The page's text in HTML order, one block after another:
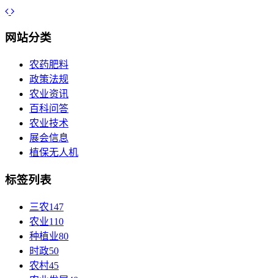
网站分类
农药肥料
政策法规
农业资讯
百科问答
农业技术
展会信息
植保无人机
标签列表
三农147
农业110
种植业80
时政50
农村45